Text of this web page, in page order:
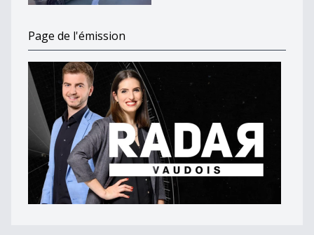
Page de l'émission